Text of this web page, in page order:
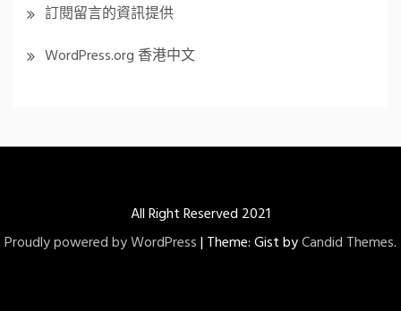
訂閱留言的資訊提供
WordPress.org 香港中文
All Right Reserved 2021
Proudly powered by WordPress| Theme: Gist byCandid Themes.